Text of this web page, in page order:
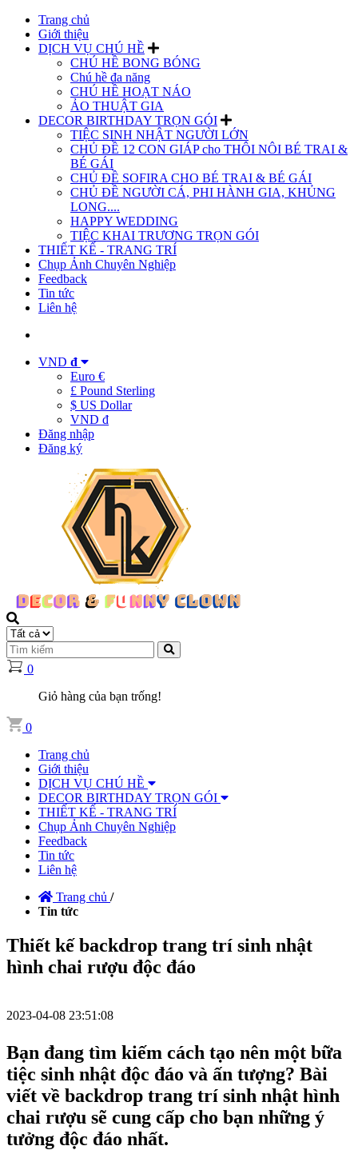
Trang chủ
Giới thiệu
DỊCH VỤ CHÚ HỀ
CHÚ HỀ BONG BÓNG
Chú hề đa năng
CHÚ HỀ HOẠT NÁO
ẢO THUẬT GIA
DECOR BIRTHDAY TRỌN GÓI
TIỆC SINH NHẬT NGƯỜI LỚN
CHỦ ĐỀ 12 CON GIÁP cho THÔI NÔI BÉ TRAI &
BÉ GÁI
CHỦ ĐỀ SOFIRA CHO BÉ TRAI & BÉ GÁI
CHỦ ĐỀ NGƯỜI CÁ, PHI HÀNH GIA, KHỦNG
LONG....
HAPPY WEDDING
TIỆC KHAI TRƯƠNG TRỌN GÓI
THIẾT KẾ - TRANG TRÍ
Chụp Ảnh Chuyên Nghiệp
Feedback
Tin tức
Liên hệ
VND đ
Euro €
£ Pound Sterling
$ US Dollar
VND đ
Đăng nhập
Đăng ký
0
Giỏ hàng của bạn trống!
0
Trang chủ
Giới thiệu
DỊCH VỤ CHÚ HỀ
DECOR BIRTHDAY TRỌN GÓI
THIẾT KẾ - TRANG TRÍ
Chụp Ảnh Chuyên Nghiệp
Feedback
Tin tức
Liên hệ
Trang chủ /
Tin tức
Thiết kế backdrop trang trí sinh nhật
hình chai rượu độc đáo
2023-04-08 23:51:08
Bạn đang tìm kiếm cách tạo nên một bữa
tiệc sinh nhật độc đáo và ấn tượng? Bài
viết về backdrop trang trí sinh nhật hình
chai rượu sẽ cung cấp cho bạn những ý
tưởng độc đáo nhất.